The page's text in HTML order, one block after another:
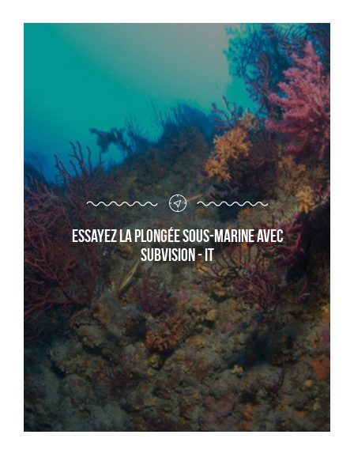
Essayez la plongée sous-marine avec
Subvision - it